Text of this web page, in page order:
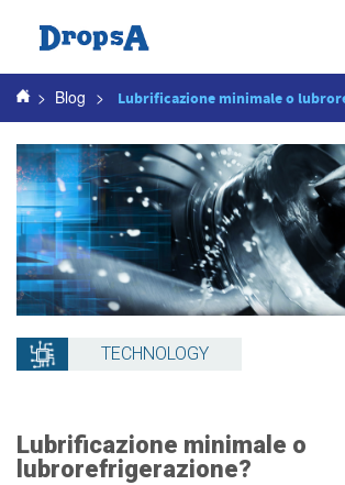
> Blog > Lubrificazione minimale o
TECHNOLOGY
Lubrificazione minimale o
lubrorefrigerazione?